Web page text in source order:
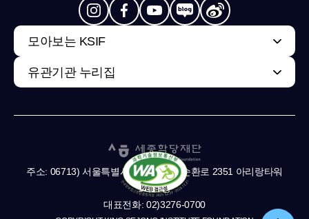
모아보는 KSIF
유관기관 누리집
주소: 06713) 서울특별시 서초구 남부순환로 2351 아리랑타워
11,13층
대표전화: 02)3276-0700